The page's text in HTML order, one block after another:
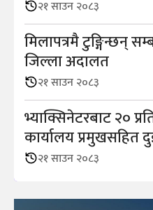
२१ साउन २०८३
मिलापत्रमै टुङ्गिन्छन्
जिल्ला अदालत
२१ साउन २०८३
भ्याक्सिनेटरबाट २०
कार्यालय प्रमुखसहित
२१ साउन २०८३